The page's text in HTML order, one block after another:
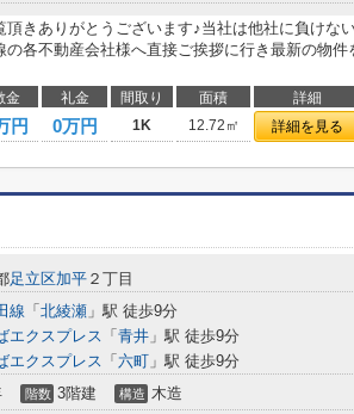
頂きありがとうございます♪当社は他社に負けな
の各不動産会社様へ直接ご挨拶に行き最新の物件
金 礼金 間取り 面積 詳細
円 0万円 1K 12.72㎡ 詳細を見る
足立区加平 ２丁目
線 「 北綾瀬 」駅 徒歩9分
エクスプレス 「 青井 」駅 徒歩9分
エクスプレス 「 六町 」駅 徒歩9分
階数 3階建 構造 木造